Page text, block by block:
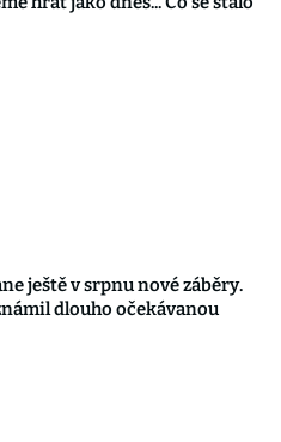
ještě v srpnu nové záběry.
dlouho očekávanou